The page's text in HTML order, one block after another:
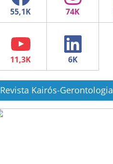
YouTube LinkedIn
Revista Kairós-Gerontologia